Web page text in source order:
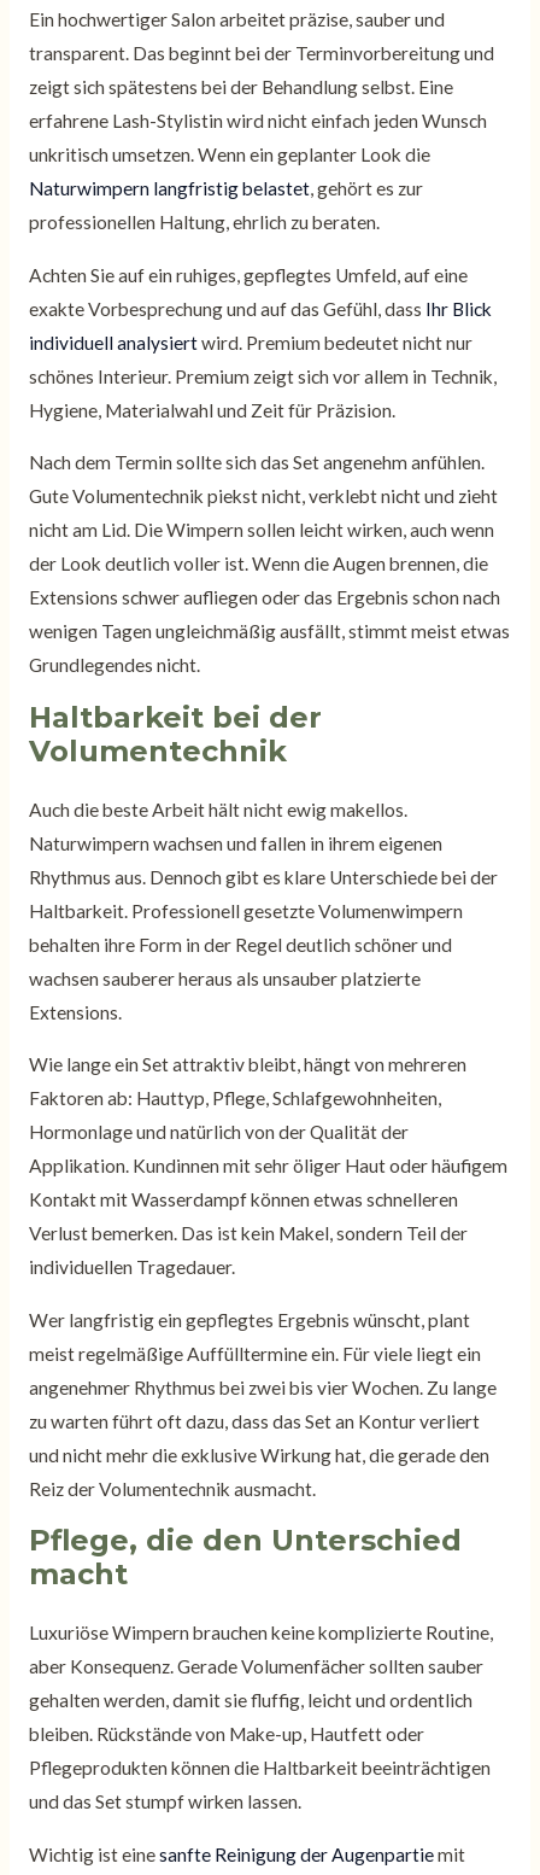
Ein hochwertiger Salon arbeitet präzise, sauber und
transparent. Das beginnt bei der Terminvorbereitung und
zeigt sich spätestens bei der Behandlung selbst. Eine
erfahrene Lash-Stylistin wird nicht einfach jeden Wunsch
unkritisch umsetzen. Wenn ein geplanter Look die
Naturwimpern langfristig belastet, gehört es zur
professionellen Haltung, ehrlich zu beraten.
Achten Sie auf ein ruhiges, gepflegtes Umfeld, auf eine
exakte Vorbesprechung und auf das Gefühl, dass Ihr Blick
individuell analysiertwird. Premium bedeutet nicht nur
schönes Interieur. Premium zeigt sich vor allem in Technik,
Hygiene, Materialwahl und Zeit für Präzision.
Nach dem Termin sollte sich das Set angenehm anfühlen.
Gute Volumentechnik piekst nicht, verklebt nicht und zieht
nicht am Lid. Die Wimpern sollen leicht wirken, auch wenn
der Look deutlich voller ist. Wenn die Augen brennen, die
Extensions schwer aufliegen oder das Ergebnis schon nach
wenigen Tagen ungleichmäßig ausfällt, stimmt meist etwas
Grundlegendes nicht.
Haltbarkeit bei der
Volumentechnik
Auch die beste Arbeit hält nicht ewig makellos.
Naturwimpern wachsen und fallen in ihrem eigenen
Rhythmus aus. Dennoch gibt es klare Unterschiede bei der
Haltbarkeit. Professionell gesetzte Volumenwimpern
behalten ihre Form in der Regel deutlich schöner und
wachsen sauberer heraus als unsauber platzierte
Extensions.
Wie lange ein Set attraktiv bleibt, hängt von mehreren
Faktoren ab: Hauttyp, Pflege, Schlafgewohnheiten,
Hormonlage und natürlich von der Qualität der
Applikation. Kundinnen mit sehr öliger Haut oder häufigem
Kontakt mit Wasserdampf können etwas schnelleren
Verlust bemerken. Das ist kein Makel, sondern Teil der
individuellen Tragedauer.
Wer langfristig ein gepflegtes Ergebnis wünscht, plant
meist regelmäßige Auffülltermine ein. Für viele liegt ein
angenehmer Rhythmus bei zwei bis vier Wochen. Zu lange
zu warten führt oft dazu, dass das Set an Kontur verliert
und nicht mehr die exklusive Wirkung hat, die gerade den
Reiz der Volumentechnik ausmacht.
Pflege, die den Unterschied
macht
Luxuriöse Wimpern brauchen keine komplizierte Routine,
aber Konsequenz. Gerade Volumenfächer sollten sauber
gehalten werden, damit sie fluffig, leicht und ordentlich
bleiben. Rückstände von Make-up, Hautfett oder
Pflegeprodukten können die Haltbarkeit beeinträchtigen
und das Set stumpf wirken lassen.
Wichtig ist einesanfte Reinigung der Augenpartiemit